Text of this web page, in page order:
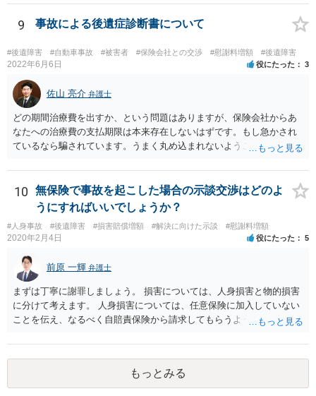
果と認定理由書も相手方任意保険会社から入手できる可能性がありま
す。 これらが難しくても、通院していた病院のカルテを取り付けるこ
と等で代替が可能な場合もあります。 事故からどの程度期間が経過し
ているがが定かではありませんが、昨年４月から既に１年半年程度経
過しており、時効なども意識しながら対応をしておきたいところで
す。 待っていても事態が打開しない可能性もあるため、依頼の対応が
可能な弁護士に個別に問い合わせ、上記の方法等を参考に進め方を相
談してみるのが望ましいかもしれません。
9 事故による後遺症診断書について
#後遺障害 #自動車事故 #被害者 #保険会社との交渉 #慰謝料増額 #後遺障害
2022年6月6日 役にたった 3
佐山 亮介 弁護士
どの期間治療費を出すか、という問題はありますが、保険会社からあ
なたへの治療費の支払期限は本来存在しないはずです。もし急かされ
ているなら騙されています。うまく丸め込まれないようご注意下さ
せんが、受診したならば提出すべきです。
10
無保険で事故を起こした場合の示談交渉はどのよ
うにすればいいでしょうか？
#人身事故 #後遺障害 #損害賠償増額 #解決に向けた示談 #慰謝料増額
2020年2月4日 役にたった 5
前原 一輝 弁護士
まずは丁寧に謝罪しましょう。 損害については、人身損害と物的損害
に分けて考えます。 人身損害については、任意保険に加入していない
ことを伝え、なるべく自賠責保険から請求してもらうようお願いして
願いしてください。 物的損害については、請求の根拠を精査する必要
があり、写真や見積書を送ってもらい、請求金額が正当化をちゃんと
チェックする必要があります。 相談者様の資力がどれだけあるのかは
分かりませんが、資力に応じた対応をして行くほかありません。 訴訟
もっとみる